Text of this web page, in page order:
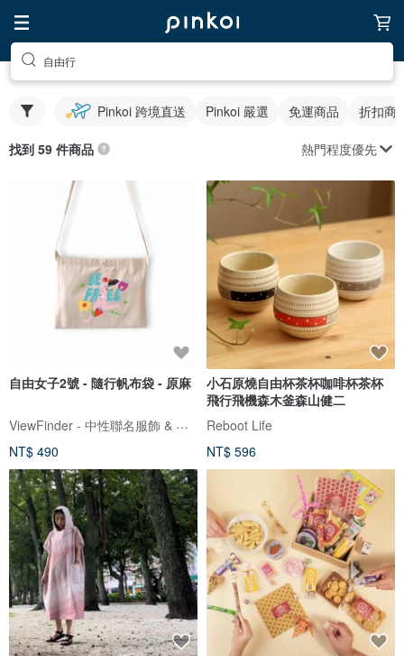
自由行
Pinkoi 跨境直送 Pinkoi 嚴選 免運商品 折扣商
找到 59 件商品 熱門程度優先
自由女子2號 - 隨行帆布袋 - 原麻
ViewFinder - 中性聯名服飾 & 圖像授權周邊
NT$ 490
小石原燒自由杯茶杯咖啡杯茶杯
飛行飛機森木釜森山健二
Reboot Life
NT$ 596